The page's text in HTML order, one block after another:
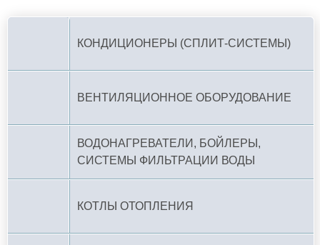
КОНДИЦИОНЕРЫ (СПЛИТ-СИСТЕМЫ)
ВЕНТИЛЯЦИОННОЕ ОБОРУДОВАНИЕ
ВОДОНАГРЕВАТЕЛИ, БОЙЛЕРЫ,
СИСТЕМЫ ФИЛЬТРАЦИИ ВОДЫ
КОТЛЫ ОТОПЛЕНИЯ